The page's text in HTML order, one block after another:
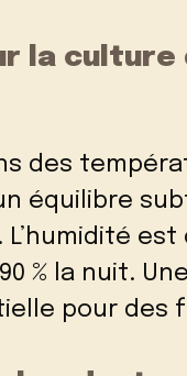
la culture
des
équilibre
est
% la nuit.
pour des